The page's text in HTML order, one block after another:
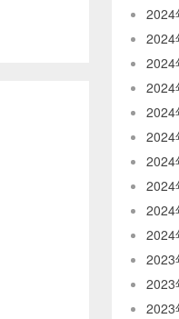
2024
2024
2024
2024
2024
2024
2024
2024
2024
2024
2023
2023
2023